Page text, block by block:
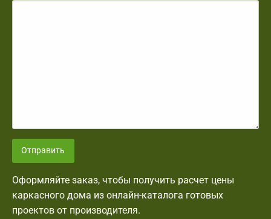
Отправить
Оформляйте заказ, чтобы получить расчет цены
каркасного дома из онлайн-каталога готовых
проектов от производителя.